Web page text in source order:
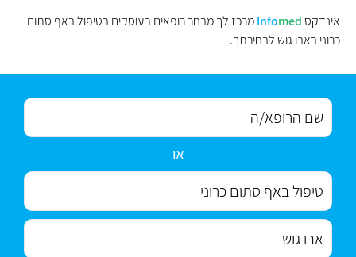
אינדקס
Infomed
מרכז לך מבחר רופאים העוסקים בטיפול באף סתום
כרוני באבו גוש לבחירתך.
או